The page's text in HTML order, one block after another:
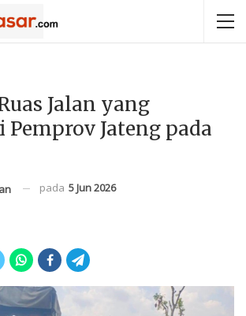
Jalan yang
Jateng pada
pada 5 Jun 2026